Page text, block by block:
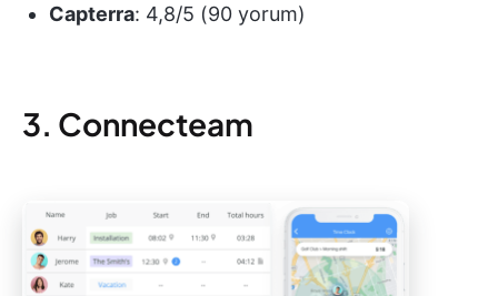
Capterra: 4,8/5 (90 yorum)
3. Connecteam